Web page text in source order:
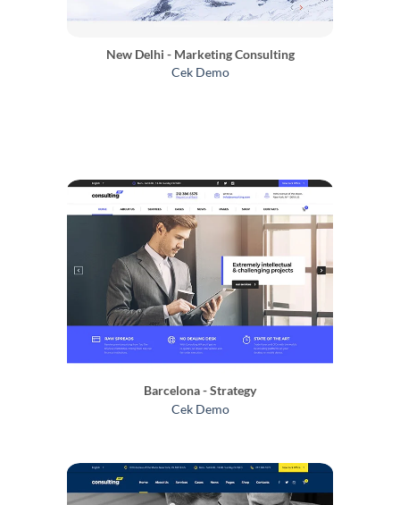
New Delhi - Marketing Consulting
Cek Demo
Barcelona - Strategy
Cek Demo